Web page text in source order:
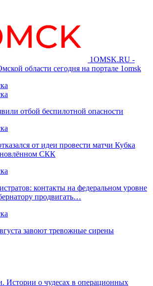
1OMSK.RU -
области сегодня на портале 1omsk
отбой беспилотной опасности
от идеи провести матчи Кубка
СКК
контакты на федеральном уровне
продвигать…
завоют тревожные сирены
Истории о чудесах в операционных